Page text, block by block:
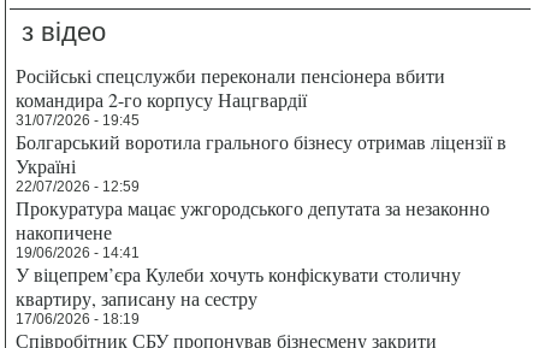
з відео
Російські спецслужби переконали пенсіонера вбити
командира 2-го корпусу Нацгвардії
31/07/2026 - 19:45
Болгарський воротила грального бізнесу отримав ліцензії в
Україні
22/07/2026 - 12:59
Прокуратура мацає ужгородського депутата за незаконно
накопичене
19/06/2026 - 14:41
У віцепрем’єра Кулеби хочуть конфіскувати столичну
квартиру, записану на сестру
17/06/2026 - 18:19
Співробітник СБУ пропонував бізнесмену закрити